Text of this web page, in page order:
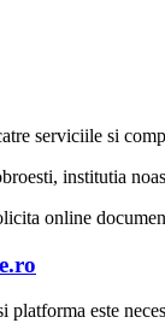
serviciile si
institutia
online
platforma este